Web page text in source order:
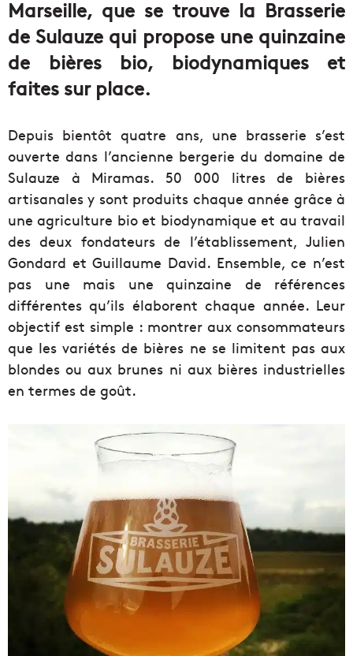
Marseille, que se trouve la Brasserie
de Sulauze qui propose une quinzaine
de bières bio, biodynamiques et
faites sur place.
Depuis bientôt quatre ans, une brasserie s’est
ouverte dans l’ancienne bergerie du domaine de
Sulauze à Miramas. 50 000 litres de bières
artisanales y sont produits chaque année grâce à
une agriculture bio et biodynamique et au travail
des deux fondateurs de l’établissement, Julien
Gondard et Guillaume David. Ensemble, ce n’est
pas une mais une quinzaine de références
différentes qu’ils élaborent chaque année. Leur
objectif est simple : montrer aux consommateurs
que les variétés de bières ne se limitent pas aux
blondes ou aux brunes ni aux bières industrielles
en termes de goût.